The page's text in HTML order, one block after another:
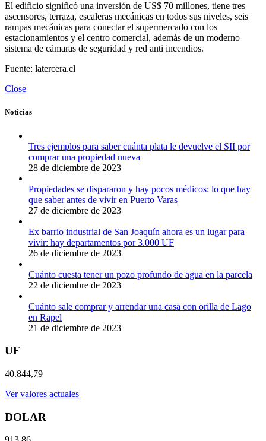
El edificio significó una inversión de US$ 70 millones, tiene tres
ascensores, terraza, escaleras mecánicas en todos sus niveles, seis
rampas mecánicas para conectar el supermercado con los
estacionamientos y el centro comercial, además de un moderno
sistema de cámaras de seguridad y red anti incendios.
Fuente: latercera.cl
Close
Noticias
Tres ejemplos para saber cuánta plata le devuelve el SII por
comprar una propiedad nueva
28 de diciembre de 2023
Propiedades se dispararon y hay pocos médicos: lo que hay
que saber antes de vivir en Puerto Varas
27 de diciembre de 2023
Ex barrio industrial de San Joaquín ahora es un lugar para
vivir: hay departamentos por 3.000 UF
26 de diciembre de 2023
Cuánto cuesta tener un pozo profundo de agua en la parcela
22 de diciembre de 2023
Cuánto sale comprar y arrendar una casa con orilla de Lago
en Rapel
21 de diciembre de 2023
UF
40.844,79
Ver valores actuales
DOLAR